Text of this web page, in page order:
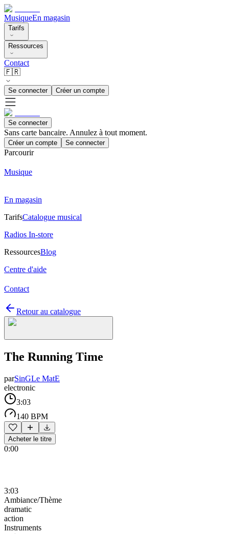
MusiqueEn magasin
Tarifs
Ressources
Contact
🇫🇷
Se connecter Créer un compte
Se connecter
Sans carte bancaire. Annulez à tout moment.
Créer un compte Se connecter
Parcourir
Musique
En magasin
TarifsCatalogue musical
Radios In-store
RessourcesBlog
Centre d'aide
Contact
Retour au catalogue
The Running Time
parSinGLe MatE
electronic
3:03
140 BPM
Acheter le titre
0:00
3:03
Ambiance/Thème
dramatic
action
Instruments